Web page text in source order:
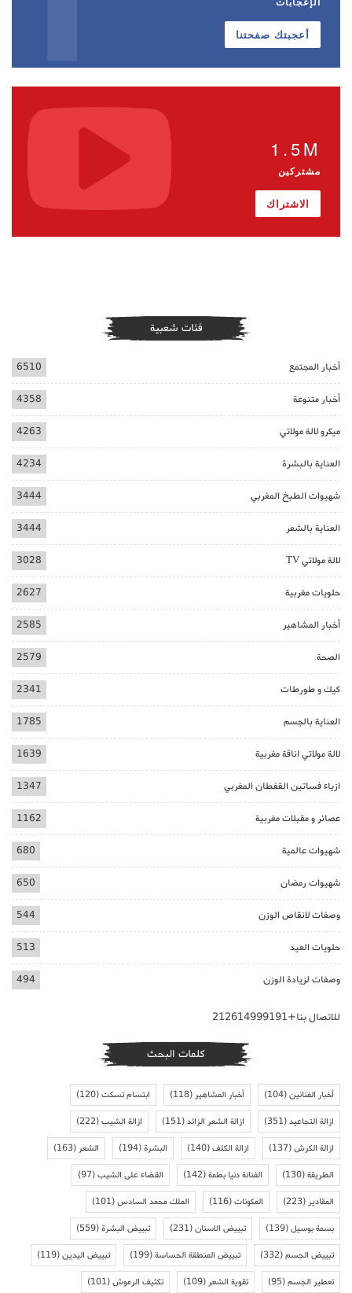
أعجبتك صفحتنا
1.5M
مشتركين
الاشتراك
فئات شعبية
أخبار المجتمع 6510
أخبار متنوعة 4358
ميكرو لالة مولاتي 4263
العناية بالبشرة 4234
شهيوات الطبخ المغربي 3444
العناية بالشعر 3444
لالة مولاتي TV 3028
حلويات مغربية 2627
أخبار المشاهير 2585
الصحة 2579
كيك و طورطات 2341
العناية بالجسم 1785
لالة مولاتي اناقة مغربية 1639
ازياء فساتين القفطان المغربي 1347
عصائر و مقبلات مغربية 1162
شهيوات عالمية 680
شهيوات رمضان 650
وصفات لانقاص الوزن 544
حلويات العيد 513
وصفات لزيادة الوزن 494
للاتصال بنا+212614999191
كلمات البحث
أخبار الفنانين(104) أخبار المشاهير(118) ابتسام تسكت(120)
ازالة التجاعيد(351) ازالة الشعر الزائد(151) ازالة الشيب(222)
ازالة الكرش(137) ازالة الكلف(140) البشرة(194) الشعر(163)
الطريقة(130) الفنانة دنيا بطمة(142) القضاء على الشيب(97)
المقادير(223) المكونات(116) الملك محمد السادس(101)
بسمة بوسيل(139) تبييض الاسنان(231) تبييض البشرة(559)
تبييض الجسم(332) تبييض المنطقة الحساسة(199) تبييض اليدين(119)
تعطير الجسم(95) تقوية الشعر(109) تكثيف الرموش(101)